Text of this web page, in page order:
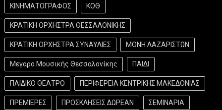
ΚΙΝΗΜΑΤΟΓΡΑΦΟΣ ΚΟΘ
ΚΡΑΤΙΚΗ ΟΡΧΗΣΤΡΑ ΘΕΣΣΑΛΟΝΙΚΗΣ
ΚΡΑΤΙΚΗ ΟΡΧΗΣΤΡΑ ΣΥΝΑΥΛΙΕΣ ΜΟΝΗ ΛΑΖΑΡΙΣΤΩΝ
Μεγαρο Μουσικής Θεσσαλονίκης ΠΑΙΔΙ
ΠΑΙΔΙΚΟ ΘΕΑΤΡΟ ΠΕΡΙΦΕΡΕΙΑ ΚΕΝΤΡΙΚΗΣ ΜΑΚΕΔΟΝΙΑΣ
ΠΡΕΜΙΕΡΕΣ ΠΡΟΣΚΛΗΣΕΙΣ ΔΩΡΕΑΝ ΣΕΜΙΝΑΡΙΑ